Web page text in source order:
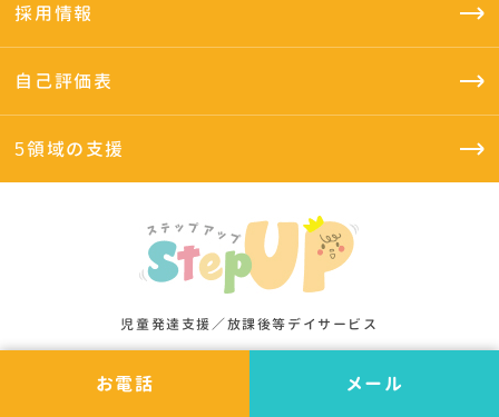
採用情報
自己評価表
5領域の支援
児童発達支援／放課後等デイサービス
お電話 メール